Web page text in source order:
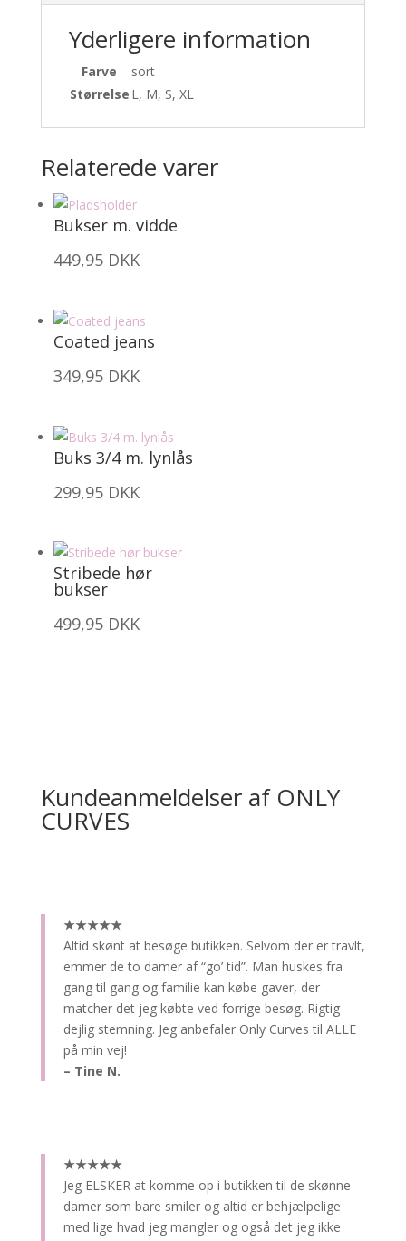
Yderligere information
Farve
sort
Størrelse L, M, S, XL
Relaterede varer
Bukser m. vidde
449,95 DKK
Coated jeans
349,95 DKK
Buks 3/4 m. lynlås
299,95 DKK
Stribede hør
bukser
499,95 DKK
Kundeanmeldelser af ONLY
CURVES
★★★★★
Altid skønt at besøge butikken. Selvom der er travlt,
emmer de to damer af “go’ tid”. Man huskes fra
gang til gang og familie kan købe gaver, der
matcher det jeg købte ved forrige besøg. Rigtig
dejlig stemning. Jeg anbefaler Only Curves til ALLE
på min vej!
– Tine N.
★★★★★
Jeg ELSKER at komme op i butikken til de skønne
damer som bare smiler og altid er behjælpelige
med lige hvad jeg mangler og også det jeg ikke